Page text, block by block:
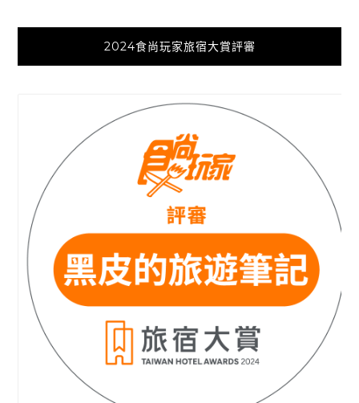
2024食尚玩家旅宿大賞評審